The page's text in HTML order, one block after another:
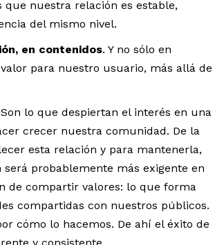
nuestra relación es estable,
del mismo nivel.
en contenidos. Y no sólo en
para nuestro usuario, más allá de
lo que despiertan el interés en una
crecer nuestra comunidad. De la
esta relación y para mantenerla,
probablemente más exigente en
de compartir valores: lo que forma
compartidas con nuestros públicos.
cómo lo hacemos. De ahí el éxito de